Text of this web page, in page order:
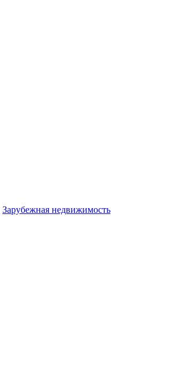
Зарубежная недвижимость